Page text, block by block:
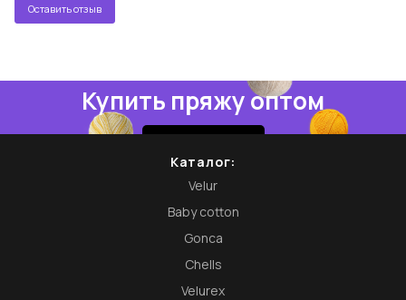
Оставить отзыв
Купить пряжу оптом
Каталог:
Velur
Baby cotton
Gonca
Chells
Velurex